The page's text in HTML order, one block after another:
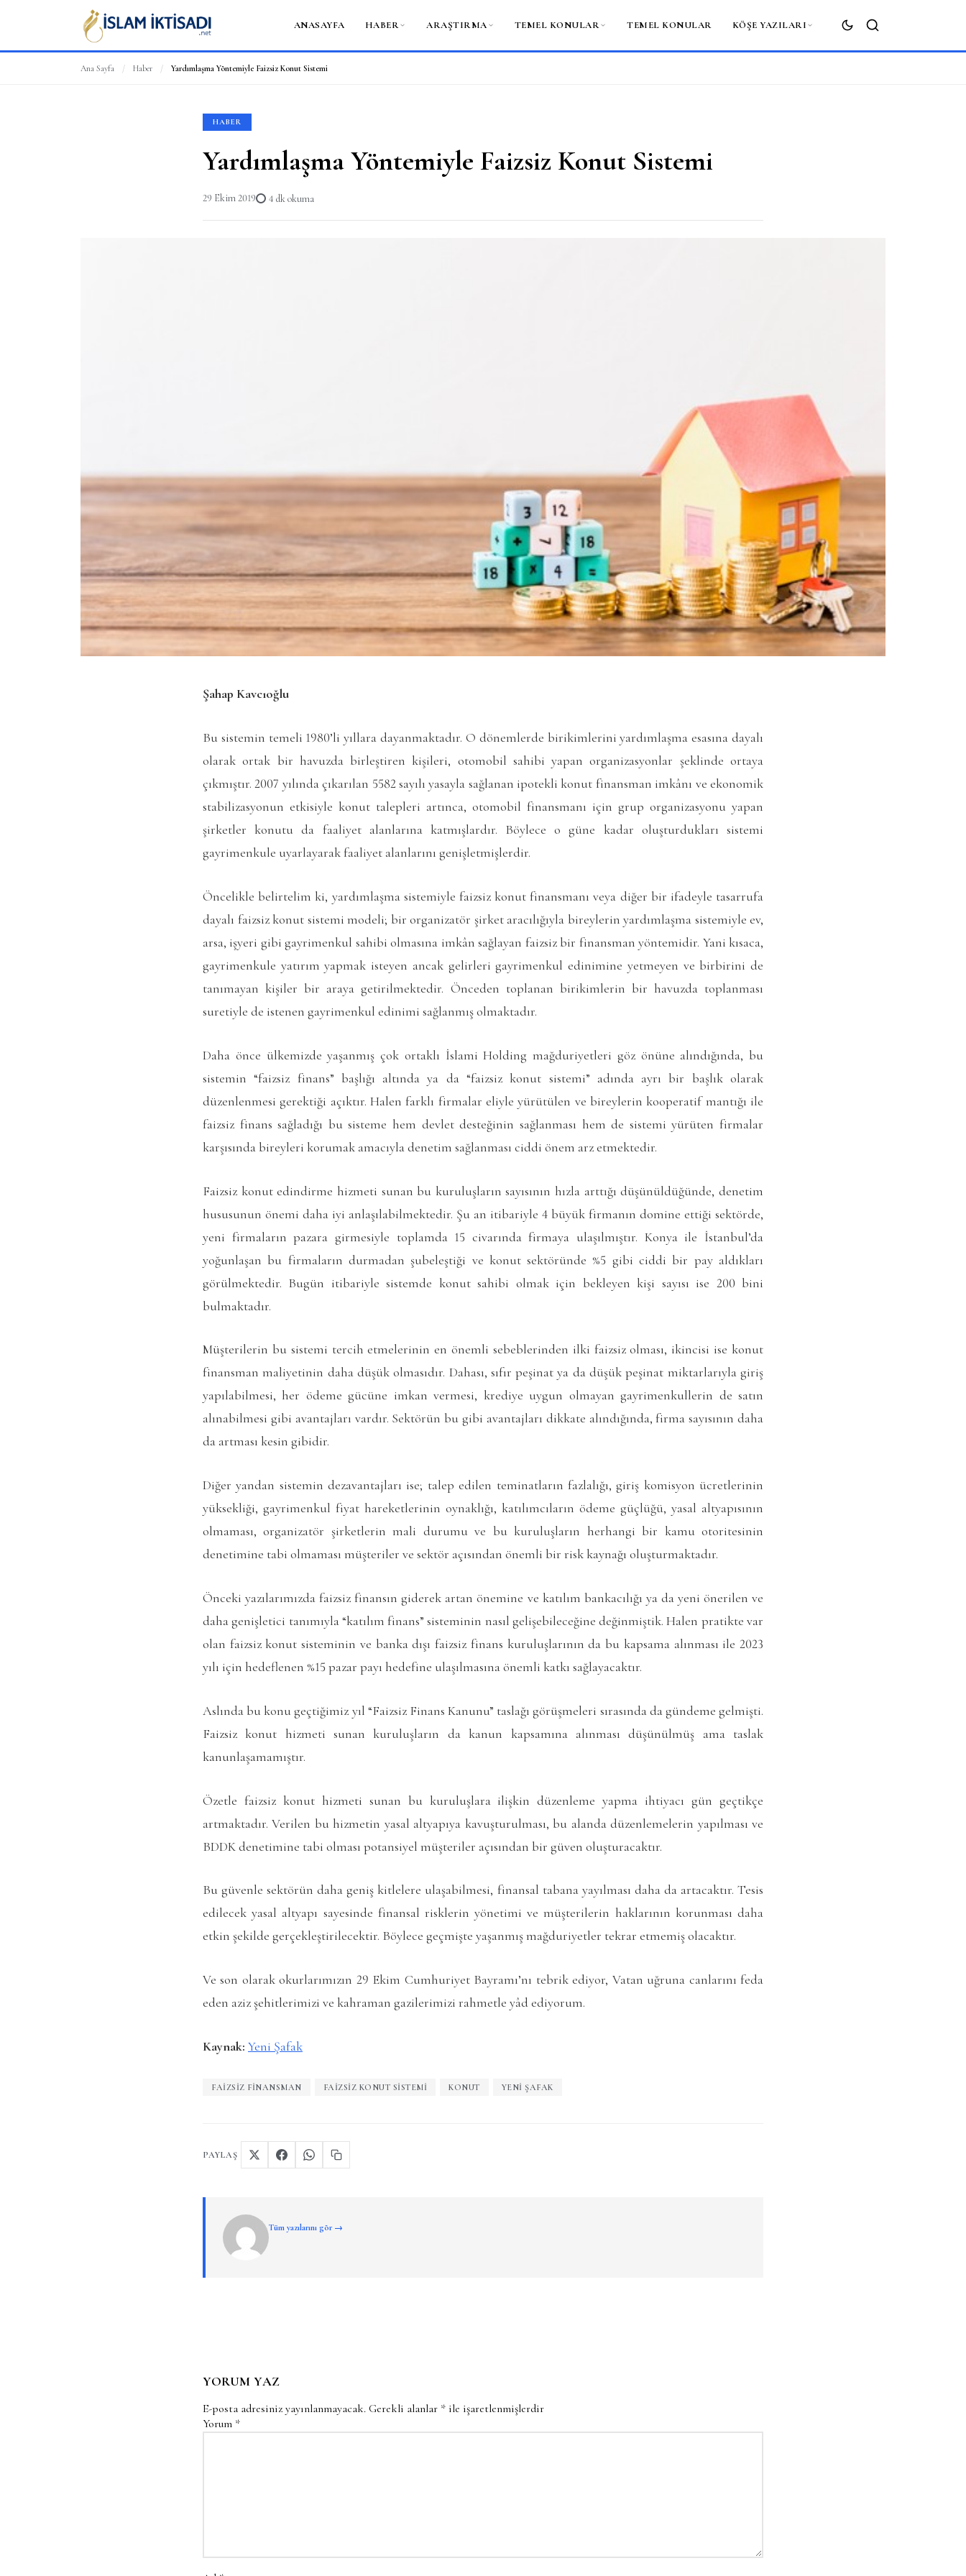
ANASAYFA HABER ARAŞTIRMA TEMEL KONULAR TEMEL KONULAR KÖŞE YAZILARI
ARA
Ana Sayfa / Haber / Yardımlaşma Yöntemiyle Faizsiz Konut Sistemi
HABER
Yardımlaşma Yöntemiyle Faizsiz Konut Sistemi
29 Ekim 2019 4 dk okuma
Şahap Kavcıoğlu
Bu sistemin temeli 1980’li yıllara dayanmaktadır. O dönemlerde birikimlerini yardımlaşma esasına dayalı
olarak ortak bir havuzda birleştiren kişileri, otomobil sahibi yapan organizasyonlar şeklinde ortaya
çıkmıştır. 2007 yılında çıkarılan 5582 sayılı yasayla sağlanan ipotekli konut finansman imkânı ve ekonomik
stabilizasyonun etkisiyle konut talepleri artınca, otomobil finansmanı için grup organizasyonu yapan
şirketler konutu da faaliyet alanlarına katmışlardır. Böylece o güne kadar oluşturdukları sistemi
gayrimenkule uyarlayarak faaliyet alanlarını genişletmişlerdir.
Öncelikle belirtelim ki, yardımlaşma sistemiyle faizsiz konut finansmanı veya diğer bir ifadeyle tasarrufa
dayalı faizsiz konut sistemi modeli; bir organizatör şirket aracılığıyla bireylerin yardımlaşma sistemiyle ev,
arsa, işyeri gibi gayrimenkul sahibi olmasına imkân sağlayan faizsiz bir finansman yöntemidir. Yani kısaca,
gayrimenkule yatırım yapmak isteyen ancak gelirleri gayrimenkul edinimine yetmeyen ve birbirini de
tanımayan kişiler bir araya getirilmektedir. Önceden toplanan birikimlerin bir havuzda toplanması
suretiyle de istenen gayrimenkul edinimi sağlanmış olmaktadır.
Daha önce ülkemizde yaşanmış çok ortaklı İslami Holding mağduriyetleri göz önüne alındığında, bu
sistemin “faizsiz finans” başlığı altında ya da “faizsiz konut sistemi” adında ayrı bir başlık olarak
düzenlenmesi gerektiği açıktır. Halen farklı firmalar eliyle yürütülen ve bireylerin kooperatif mantığı ile
faizsiz finans sağladığı bu sisteme hem devlet desteğinin sağlanması hem de sistemi yürüten firmalar
karşısında bireyleri korumak amacıyla denetim sağlanması ciddi önem arz etmektedir.
Faizsiz konut edindirme hizmeti sunan bu kuruluşların sayısının hızla arttığı düşünüldüğünde, denetim
hususunun önemi daha iyi anlaşılabilmektedir. Şu an itibariyle 4 büyük firmanın domine ettiği sektörde,
yeni firmaların pazara girmesiyle toplamda 15 civarında firmaya ulaşılmıştır. Konya ile İstanbul’da
yoğunlaşan bu firmaların durmadan şubeleştiği ve konut sektöründe %5 gibi ciddi bir pay aldıkları
görülmektedir. Bugün itibariyle sistemde konut sahibi olmak için bekleyen kişi sayısı ise 200 bini
bulmaktadır.
Müşterilerin bu sistemi tercih etmelerinin en önemli sebeblerinden ilki faizsiz olması, ikincisi ise konut
finansman maliyetinin daha düşük olmasıdır. Dahası, sıfır peşinat ya da düşük peşinat miktarlarıyla giriş
yapılabilmesi, her ödeme gücüne imkan vermesi, krediye uygun olmayan gayrimenkullerin de satın
alınabilmesi gibi avantajları vardır. Sektörün bu gibi avantajları dikkate alındığında, firma sayısının daha
da artması kesin gibidir.
Diğer yandan sistemin dezavantajları ise; talep edilen teminatların fazlalığı, giriş komisyon ücretlerinin
yüksekliği, gayrimenkul fiyat hareketlerinin oynaklığı, katılımcıların ödeme güçlüğü, yasal altyapısının
olmaması, organizatör şirketlerin mali durumu ve bu kuruluşların herhangi bir kamu otoritesinin
denetimine tabi olmaması müşteriler ve sektör açısından önemli bir risk kaynağı oluşturmaktadır.
Önceki yazılarımızda faizsiz finansın giderek artan önemine ve katılım bankacılığı ya da yeni önerilen ve
daha genişletici tanımıyla “katılım finans” sisteminin nasıl gelişebileceğine değinmiştik. Halen pratikte var
olan faizsiz konut sisteminin ve banka dışı faizsiz finans kuruluşlarının da bu kapsama alınması ile 2023
yılı için hedeflenen %15 pazar payı hedefine ulaşılmasına önemli katkı sağlayacaktır.
Aslında bu konu geçtiğimiz yıl “Faizsiz Finans Kanunu” taslağı görüşmeleri sırasında da gündeme gelmişti.
Faizsiz konut hizmeti sunan kuruluşların da kanun kapsamına alınması düşünülmüş ama taslak
kanunlaşamamıştır.
Özetle faizsiz konut hizmeti sunan bu kuruluşlara ilişkin düzenleme yapma ihtiyacı gün geçtikçe
artmaktadır. Verilen bu hizmetin yasal altyapıya kavuşturulması, bu alanda düzenlemelerin yapılması ve
BDDK denetimine tabi olması potansiyel müşteriler açısından bir güven oluşturacaktır.
Bu güvenle sektörün daha geniş kitlelere ulaşabilmesi, finansal tabana yayılması daha da artacaktır. Tesis
edilecek yasal altyapı sayesinde finansal risklerin yönetimi ve müşterilerin haklarının korunması daha
etkin şekilde gerçekleştirilecektir. Böylece geçmişte yaşanmış mağduriyetler tekrar etmemiş olacaktır.
Ve son olarak okurlarımızın 29 Ekim Cumhuriyet Bayramı’nı tebrik ediyor, Vatan uğruna canlarını feda
eden aziz şehitlerimizi ve kahraman gazilerimizi rahmetle yâd ediyorum.
Kaynak: Yeni Şafak
FAIZSIZ FINANSMAN FAIZSIZ KONUT SISTEMI KONUT YENI ŞAFAK
PAYLAŞ
Tüm yazılarını gör →
YORUM YAZ
E-posta adresiniz yayınlanmayacak. Gerekli alanlar * ile işaretlenmişlerdir
Yorum *